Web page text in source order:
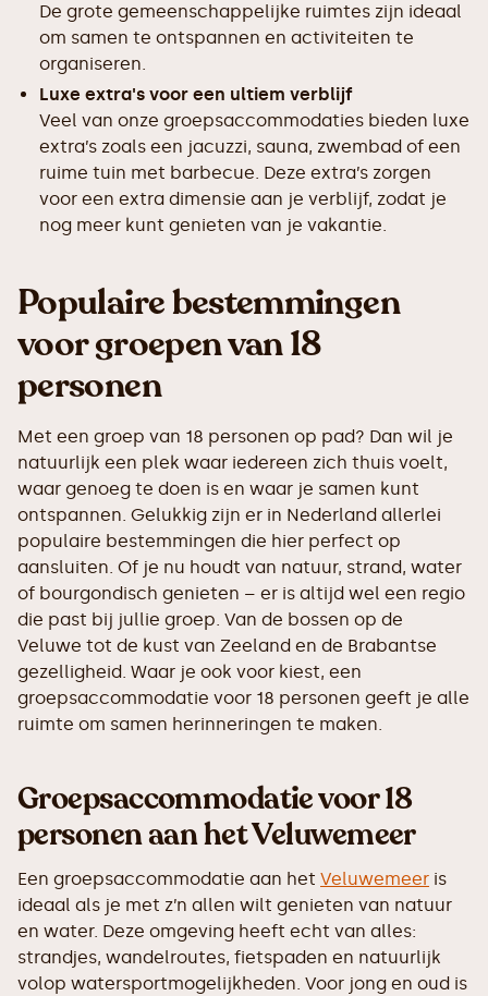
De grote gemeenschappelijke ruimtes zijn ideaal
om samen te ontspannen en activiteiten te
organiseren.
Luxe extra's voor een ultiem verblijf
Veel van onze groepsaccommodaties bieden luxe
extra’s zoals een jacuzzi, sauna, zwembad of een
ruime tuin met barbecue. Deze extra’s zorgen
voor een extra dimensie aan je verblijf, zodat je
nog meer kunt genieten van je vakantie.
Populaire bestemmingen
voor groepen van 18
personen
Met een groep van 18 personen op pad? Dan wil je
natuurlijk een plek waar iedereen zich thuis voelt,
waar genoeg te doen is en waar je samen kunt
ontspannen. Gelukkig zijn er in Nederland allerlei
populaire bestemmingen die hier perfect op
aansluiten. Of je nu houdt van natuur, strand, water
of bourgondisch genieten – er is altijd wel een regio
die past bij jullie groep. Van de bossen op de
Veluwe tot de kust van Zeeland en de Brabantse
gezelligheid. Waar je ook voor kiest, een
groepsaccommodatie voor 18 personen geeft je alle
ruimte om samen herinneringen te maken.
Groepsaccommodatie voor 18
personen aan het Veluwemeer
Een groepsaccommodatie aan het Veluwemeer is
ideaal als je met z’n allen wilt genieten van natuur
en water. Deze omgeving heeft echt van alles:
strandjes, wandelroutes, fietspaden en natuurlijk
volop watersportmogelijkheden. Voor jong en oud is